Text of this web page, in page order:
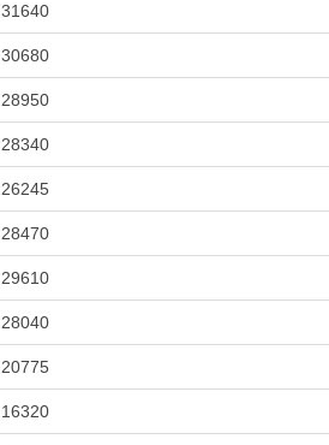
31640
30680
28950
28340
26245
28470
29610
28040
20775
16320